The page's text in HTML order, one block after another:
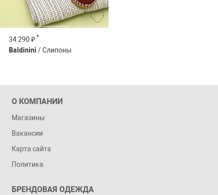
34 290 ₽ *
Baldinini / Слипоны
О КОМПАНИИ
Магазины
Вакансии
Карта сайта
Политика
БРЕНДОВАЯ ОДЕЖДА